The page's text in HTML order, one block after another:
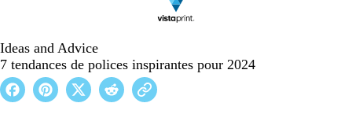
Ideas and Advice
7 tendances de polices inspirantes pour 2024